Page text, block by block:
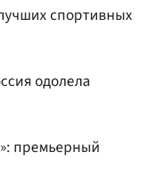
спортивных
одолела
премьерный